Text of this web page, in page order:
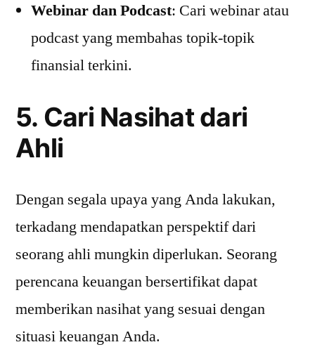
Webinar dan Podcast: Cari webinar atau
podcast yang membahas topik-topik
finansial terkini.
5. Cari Nasihat dari
Ahli
Dengan segala upaya yang Anda lakukan,
terkadang mendapatkan perspektif dari
seorang ahli mungkin diperlukan. Seorang
perencana keuangan bersertifikat dapat
memberikan nasihat yang sesuai dengan
situasi keuangan Anda.